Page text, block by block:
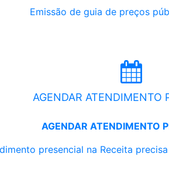
Emissão de guia de preços
AGENDAR ATENDIMENTO
AGENDAR ATENDIMENTO
presencial na Receita